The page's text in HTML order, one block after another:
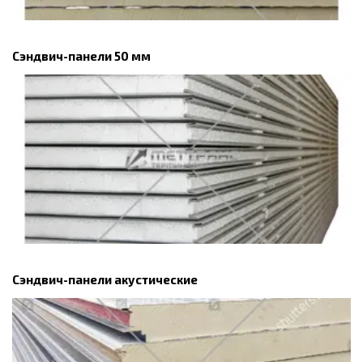
Сэндвич-панели 50 мм
Сэндвич-панели акустические